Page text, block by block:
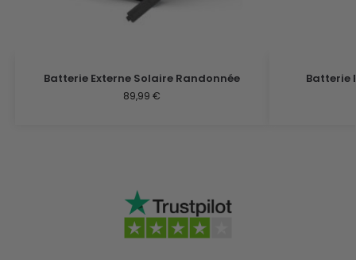
Batterie Externe Solaire Randonnée
89,99€
Batterie